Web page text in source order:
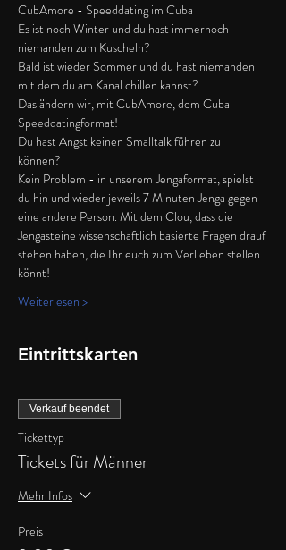
CubAmore - Speeddating im Cuba
Es ist noch Winter und du hast immernoch
niemanden zum Kuscheln?
Bald ist wieder Sommer und du hast niemanden
mit dem du am Kanal chillen kannst?
Das ändern wir, mit CubAmore, dem Cuba
Speeddatingformat!
Du hast Angst keinen Smalltalk führen zu
können?
Kein Problem - in unserem Jengaformat, spielst
du hin und wieder jeweils 7 Minuten Jenga gegen
eine andere Person. Mit dem Clou, dass die
Jengasteine wissenschaftlich basierte Fragen drauf
stehen haben, die Ihr euch zum Verlieben stellen
könnt!
Weiterlesen >
Eintrittskarten
Verkauf beendet
Tickettyp
Tickets für Männer
Mehr Infos
Preis